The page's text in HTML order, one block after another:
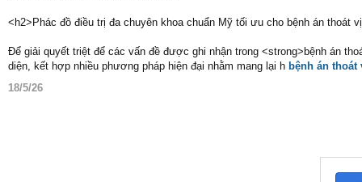
<h2>Phác đồ điều trị đa chuyên khoa chuẩn Mỹ tối ưu cho bệnh án thoát
Để giải quyết triệt để các vấn đề được ghi nhận trong <strong>bệnh án
diện, kết hợp nhiều phương pháp hiện đại nhằm mang lại h bệnh án
18/5/26